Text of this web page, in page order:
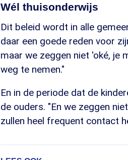
Wél thuisonderwijs
Dit beleid wordt in alle
daar een goede reden voor
maar we zeggen niet 'oké, je
weg te nemen."
En in de periode dat de
de ouders. "En we zeggen
zullen heel frequent contact